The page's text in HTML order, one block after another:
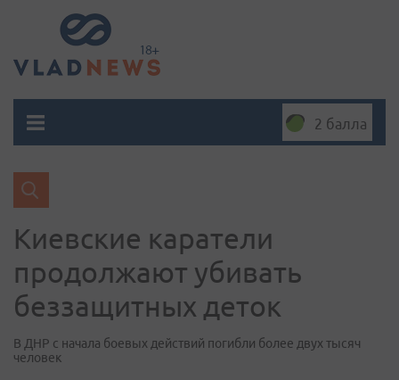
2 балла
Киевские каратели
продолжают убивать
беззащитных деток
В ДНР с начала боевых действий погибли более двух тысяч
человек